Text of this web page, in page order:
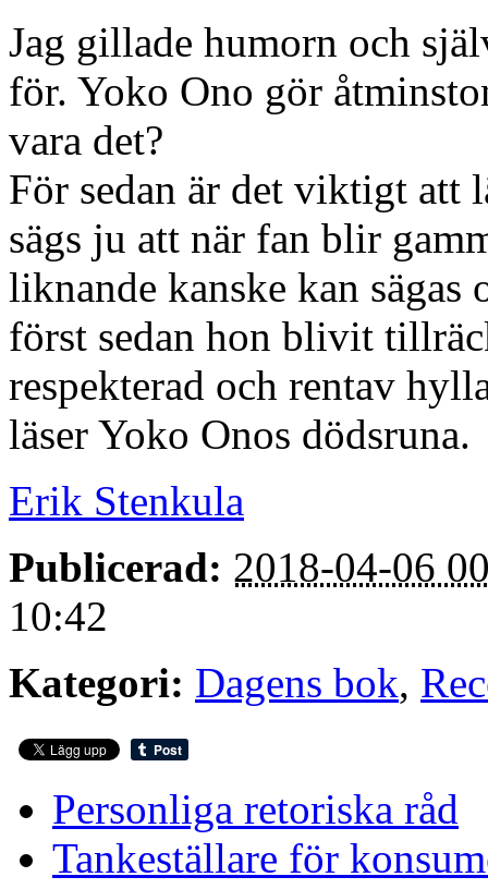
Jag gillade humorn och
för. Yoko Ono gör
vara det?
För sedan är det viktigt att
sägs ju att när fan blir
liknande kanske kan
först sedan hon blivit
respekterad och rentav
läser Yoko Onos dödsruna.
Erik Stenkula
Publicerad: 2018-04-06
10:42
Kategori: Dagens bok,
Personliga retoriska råd
Tankeställare för